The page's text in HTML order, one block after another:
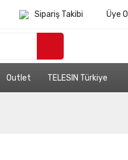
Sipariş Takibi Üye Ol
Outlet TELESIN Türkiye